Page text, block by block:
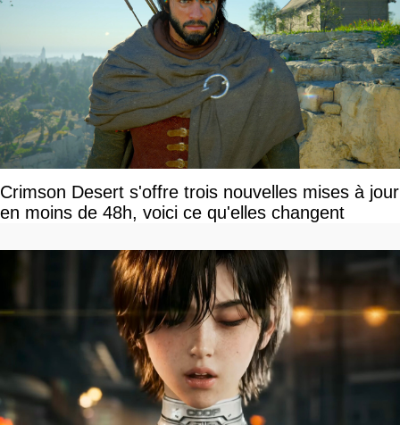
Crimson Desert s'offre trois nouvelles mises à jour
en moins de 48h, voici ce qu'elles changent